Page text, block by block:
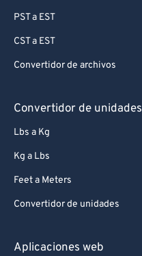
PST a EST
CST a EST
Convertidor de archivos
Convertidor de unidades
Lbs a Kg
Kg a Lbs
Feet a Meters
Convertidor de unidades
Aplicaciones web